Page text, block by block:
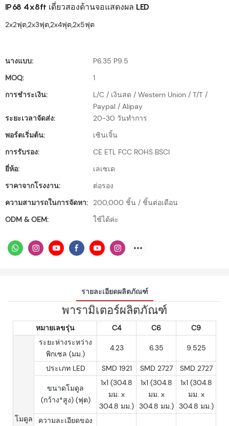
IP68 4x8ft เดี่ยวสองด้านจอแสดงผล LED
2x2ฟุต,2x3ฟุต,2x4ฟุต,2x5ฟุต
นางแบบ:
P6.35 P9.5
MOQ:
1
การชำระเงิน:
L/C / เงินสด / Western Union / T/T /
Paypal / Alipay
ระยะเวลาจัดส่ง:
20-30 วันทำการ
พอร์ตเริ่มต้น:
เซินเจิ้น
การรับรอง:
CE ETL FCC ROHS BSCI
ยี่ห้อ:
เลเซเด
ราคาจากโรงงาน:
ต่อรอง
ความสามารถในการจัดหา:
200,000 ชิ้น / ชิ้นต่อเดือน
ODM & OEM:
ใช้ได้ค่ะ
รายละเอียดผลิตภัณฑ์
พารามิเตอร์ผลิตภัณฑ์
หมายเลขรุ่น C4 C6 C9
โมดูล
ระยะห่างระหว่าง
พิกเซล (มม.)
4.23 6.35 9.525
ประเภท LED SMD 1921 SMD 2727 SMD 2727
ขนาดโมดูล
(กว้าง*สูง) (ฟุต)
1x1 (304.8
มม. x
304.8 มม.)
1x1 (304.8
มม. x
304.8 มม.)
1x1 (304.8
มม. x
304.8 มม.)
ความละเอียดของ